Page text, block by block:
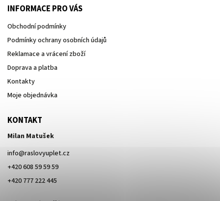
INFORMACE PRO VÁS
Obchodní podmínky
Podmínky ochrany osobních údajů
Reklamace a vrácení zboží
Doprava a platba
Kontakty
Moje objednávka
KONTAKT
Milan Matušek
info@raslovyuplet.cz
+420 608 59 59 59
+420 777 222 445